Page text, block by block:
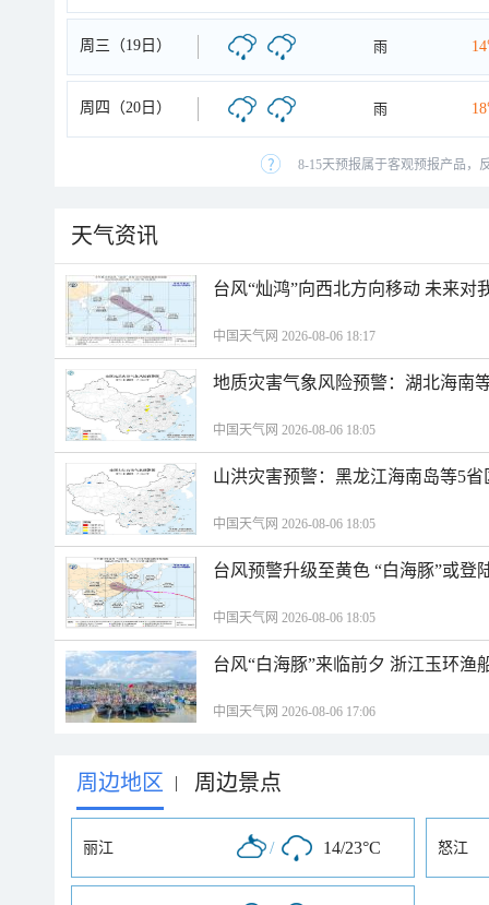
周三（19日） 雨
周四（20日） 雨
8-15天预报属于客观预报产品，
天气资讯
台风“灿鸿”向西北方向移动 未来对
中国天气网 2026-08-06 18:17
地质灾害气象风险预警：湖北海南
中国天气网 2026-08-06 18:05
山洪灾害预警：黑龙江海南岛等5
中国天气网 2026-08-06 18:05
台风预警升级至黄色 “白海豚”或登
中国天气网 2026-08-06 18:05
台风“白海豚”来临前夕 浙江玉环渔
中国天气网 2026-08-06 17:06
周边地区 | 周边景点
丽江 / 14/23°C 怒江